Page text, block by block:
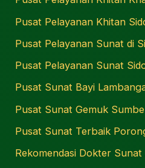
Pusat Pelayanan Khitan
Pusat Pelayanan Sunat di
Pusat Pelayanan Sunat
Pusat Sunat Bayi
Pusat Sunat Gemuk
Pusat Sunat Terbaik
Rekomendasi Dokter